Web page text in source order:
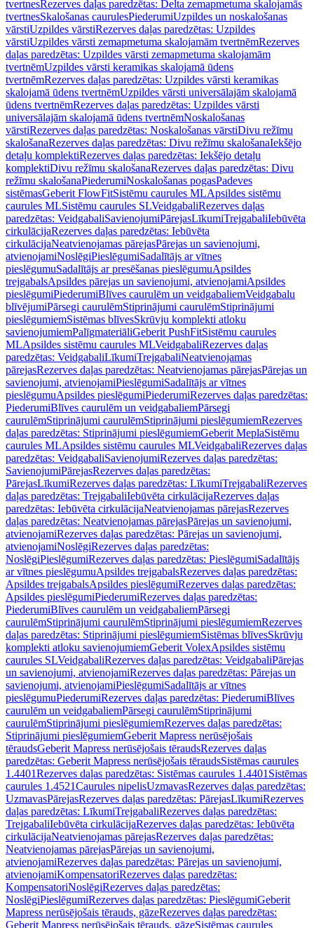
tvertnesRezerves daļas paredzētas: Delta zemapmetuma skalojamās
tvertnesSkalošanas caurulesPiederumiUzpildes un noskalošanas
vārstiUzpildes vārstiRezerves daļas paredzētas: Uzpildes
vārstiUzpildes vārsti zemapmetuma skalojamām tvertnēmRezerves
daļas paredzētas: Uzpildes vārsti zemapmetuma skalojamām
tvertnēmUzpildes vārsti keramikas skalojamā ūdens
tvertnēmRezerves daļas paredzētas: Uzpildes vārsti keramikas
skalojamā ūdens tvertnēmUzpildes vārsti universālajām skalojamā
ūdens tvertnēmRezerves daļas paredzētas: Uzpildes vārsti
universālajām skalojamā ūdens tvertnēmNoskalošanas
vārstiRezerves daļas paredzētas: Noskalošanas vārstiDivu režīmu
skalošanaRezerves daļas paredzētas: Divu režīmu skalošanaIekšējo
detaļu komplektiRezerves daļas paredzētas: Iekšējo detaļu
komplektiDivu režīmu skalošanaRezerves daļas paredzētas: Divu
režīmu skalošanaPiederumiNoskalošanas pogasPadeves
sistēmasGeberit FlowFitSistēmu caurules MLApsildes sistēmu
caurules MLSistēmu caurules SLVeidgabaliRezerves daļas
paredzētas: VeidgabaliSavienojumiPārejasLīkumiTrejgabaliIebūvēta
cirkulācijaRezerves daļas paredzētas: Iebūvēta
cirkulācijaNeatvienojamas pārejasPārejas un savienojumi,
atvienojamiNoslēgiPieslēgumiSadalītājs ar vītnes
pieslēgumuSadalītājs ar presēšanas pieslēgumuApsildes
trejgabalsApsildes pārejas un savienojumi, atvienojamiApsildes
pieslēgumiPiederumiBlīves caurulēm un veidgabaliemVeidgabalu
blīvējumiPārsegi caurulēmStiprinājumi caurulēmStiprinājumi
pieslēgumiemSistēmas blīvesSkrūvju komplekti atloku
savienojumiemPalīgmateriāliGeberit PushFitSistēmu caurules
MLApsildes sistēmu caurules MLVeidgabaliRezerves daļas
paredzētas: VeidgabaliLīkumiTrejgabaliNeatvienojamas
pārejasRezerves daļas paredzētas: Neatvienojamas pārejasPārejas un
savienojumi, atvienojamiPieslēgumiSadalītājs ar vītnes
pieslēgumuApsildes pieslēgumiPiederumiRezerves daļas paredzētas:
PiederumiBlīves caurulēm un veidgabaliemPārsegi
caurulēmStiprinājumi caurulēmStiprinājumi pieslēgumiemRezerves
daļas paredzētas: Stiprinājumi pieslēgumiemGeberit MeplaSistēmu
caurules MLApsildes sistēmu caurules MLVeidgabaliRezerves daļas
paredzētas: VeidgabaliSavienojumiRezerves daļas paredzētas:
SavienojumiPārejasRezerves daļas paredzētas:
PārejasLīkumiRezerves daļas paredzētas: LīkumiTrejgabaliRezerves
daļas paredzētas: TrejgabaliIebūvēta cirkulācijaRezerves daļas
paredzētas: Iebūvēta cirkulācijaNeatvienojamas pārejasRezerves
daļas paredzētas: Neatvienojamas pārejasPārejas un savienojumi,
atvienojamiRezerves daļas paredzētas: Pārejas un savienojumi,
atvienojamiNoslēgiRezerves daļas paredzētas:
NoslēgiPieslēgumiRezerves daļas paredzētas: PieslēgumiSadalītājs
ar vītnes pieslēgumuApsildes trejgabalsRezerves daļas paredzētas:
Apsildes trejgabalsApsildes pieslēgumiRezerves daļas paredzētas:
Apsildes pieslēgumiPiederumiRezerves daļas paredzētas:
PiederumiBlīves caurulēm un veidgabaliemPārsegi
caurulēmStiprinājumi caurulēmStiprinājumi pieslēgumiemRezerves
daļas paredzētas: Stiprinājumi pieslēgumiemSistēmas blīvesSkrūvju
komplekti atloku savienojumiemGeberit VolexApsildes sistēmu
caurules SLVeidgabaliRezerves daļas paredzētas: VeidgabaliPārejas
un savienojumi, atvienojamiRezerves daļas paredzētas: Pārejas un
savienojumi, atvienojamiPieslēgumiSadalītājs ar vītnes
pieslēgumuPiederumiRezerves daļas paredzētas: PiederumiBlīves
caurulēm un veidgabaliemPārsegi caurulēmStiprinājumi
caurulēmStiprinājumi pieslēgumiemRezerves daļas paredzētas:
Stiprinājumi pieslēgumiemGeberit Mapress nerūsējošais
tēraudsGeberit Mapress nerūsējošais tēraudsRezerves daļas
paredzētas: Geberit Mapress nerūsējošais tēraudsSistēmas caurules
1.4401Rezerves daļas paredzētas: Sistēmas caurules 1.4401 Sistēmas
caurules 1.4521Caurules nipelisUzmavasRezerves daļas paredzētas:
UzmavasPārejasRezerves daļas paredzētas: PārejasLīkumiRezerves
daļas paredzētas: LīkumiTrejgabaliRezerves daļas paredzētas:
TrejgabaliIebūvēta cirkulācijaRezerves daļas paredzētas: Iebūvēta
cirkulācijaNeatvienojamas pārejasRezerves daļas paredzētas:
Neatvienojamas pārejasPārejas un savienojumi,
atvienojamiRezerves daļas paredzētas: Pārejas un savienojumi,
atvienojamiKompensatoriRezerves daļas paredzētas:
KompensatoriNoslēgiRezerves daļas paredzētas:
NoslēgiPieslēgumiRezerves daļas paredzētas: PieslēgumiGeberit
Mapress nerūsējošais tērauds, gāzeRezerves daļas paredzētas:
Geberit Mapress nerūsējošais tērauds, gāzeSistēmas caurules